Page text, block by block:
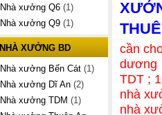
cần
dương
TDT ;
nhà
nhà
Nhà xưởng Q6 (1)
Nhà xưởng Q9 (1)
NHÀ XƯỞNG BD
Nhà xưởng Bến Cát (1)
Nhà xưởng Dĩ An (2)
Nhà xưởng TDM (1)